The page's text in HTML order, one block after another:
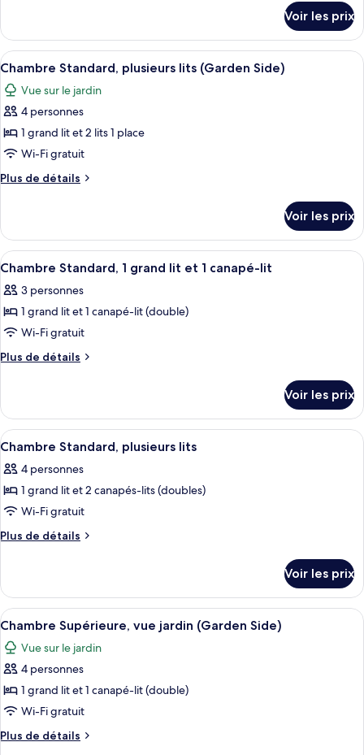
Chambre
Standard,
plusieurs
lits
(Garden
Side)
le
type
de
chambre
Chambre
Standard,
lits
(Garden
Voir les prix
Afficher
toutes
les
photos
pour
ce
type
de
Chambre
Standard,
plusieurs
lits
(Garden
Side)
Une chambre d’hôtel avec un
5
Chambre Standard, plusieurs lits (Garden Side)
Vue sur le jardin
4 personnes
1 grand lit et 2 lits 1 place
Wi-Fi gratuit
Plus de détails
Plus
le
type
de
Chambre
Standard,
lits
(Garden
Side)
Voir les prix
Afficher
toutes
les
photos
pour
ce
chambre :
Chambre
Standard,
grand
lit
et
1
Une table avec un livre, une tasse
4
Chambre Standard, 1 grand lit et 1 canapé-lit
3 personnes
1 grand lit et 1 canapé-lit (double)
Wi-Fi gratuit
Plus de détails
Plus
le
type
de
Chambre
Standard,
grand
lit
et
lit
Voir les prix
Afficher
toutes
les
photos
pour
ce
chambre :
Chambre
Standard,
plusieurs
lits
Une table avec un livre, une tasse
4
Chambre Standard, plusieurs lits
4 personnes
1 grand lit et 2 canapés-lits (doubles)
Wi-Fi gratuit
Plus de détails
Plus
le
type
de
chambre
Chambre
Standard,
lits
Voir les prix
Afficher
toutes
les
photos
pour
ce
type
de
Literie de qualité supérieure, matelas
8
Chambre Supérieure, vue jardin (Garden Side)
Vue sur le jardin
4 personnes
1 grand lit et 1 canapé-lit (double)
Wi-Fi gratuit
Plus de détails
Plus